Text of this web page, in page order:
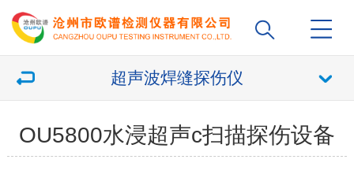
超声波焊缝探伤仪
OU5800水浸超声c扫描探伤设备